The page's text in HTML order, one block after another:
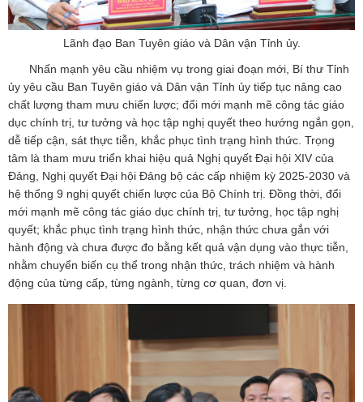
Lãnh đạo Ban Tuyên giáo và Dân vận Tỉnh ủy.
Nhấn mạnh yêu cầu nhiệm vụ trong giai đoạn mới, Bí thư Tỉnh
ủy yêu cầu Ban Tuyên giáo và Dân vận Tỉnh ủy tiếp tục nâng cao
chất lượng tham mưu chiến lược; đổi mới mạnh mẽ công tác giáo
dục chính trị, tư tưởng và học tập nghị quyết theo hướng ngắn gọn,
dễ tiếp cận, sát thực tiễn, khắc phục tình trạng hình thức. Trọng
tâm là tham mưu triển khai hiệu quả Nghị quyết Đại hội XIV của
Đảng, Nghị quyết Đại hội Đảng bộ các cấp nhiệm kỳ 2025-2030 và
hệ thống 9 nghị quyết chiến lược của Bộ Chính trị. Đồng thời, đổi
mới mạnh mẽ công tác giáo dục chính trị, tư tưởng, học tập nghị
quyết; khắc phục tình trạng hình thức, nhận thức chưa gắn với
hành động và chưa được đo bằng kết quả vận dụng vào thực tiễn,
nhằm chuyển biến cụ thể trong nhận thức, trách nhiệm và hành
động của từng cấp, từng ngành, từng cơ quan, đơn vị.